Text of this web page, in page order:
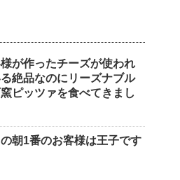
が作ったチーズが使われ
絶品なのにリーズナブル
ピッツァを食べてきまし
朝1番のお客様は王子です